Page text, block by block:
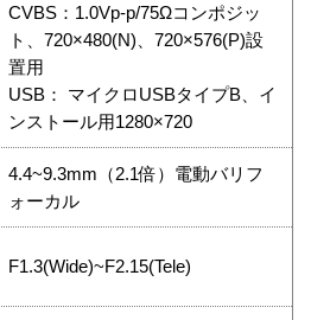
CVBS：1.0Vp-p/75Ωコンポジッ
ト、720×480(N)、720×576(P)設
置用
USB： マイクロUSBタイプB、イ
ンストール用1280×720
4.4~9.3mm（2.1倍）電動バリフ
ォーカル
F1.3(Wide)~F2.15(Tele)